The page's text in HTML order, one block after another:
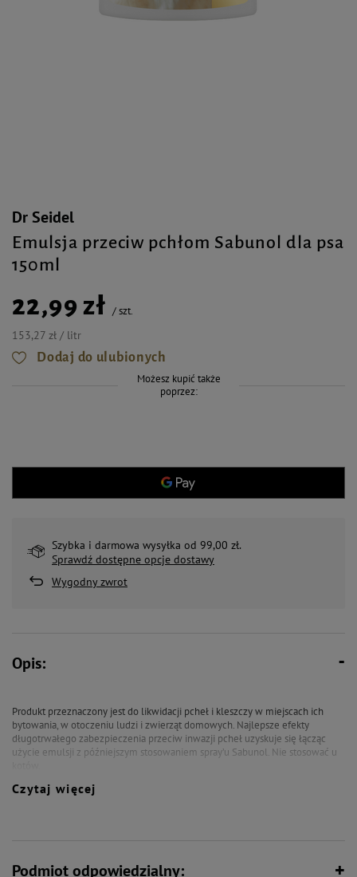
Dr Seidel
Emulsja przeciw pchłom Sabunol dla psa
150ml
22,99 zł /szt.
153,27 zł / litr
Dodaj do ulubionych
Możesz kupić także
poprzez:
Szybka i darmowa wysyłka od 99,00 zł.
Sprawdź dostępne opcje dostawy
Wygodny zwrot
Opis:
Produkt przeznaczony jest do likwidacji pcheł i kleszczy w miejscach ich
bytowania, w otoczeniu ludzi i zwierząt domowych. Najlepsze efekty
długotrwałego zabezpieczenia przeciw inwazji pcheł uzyskuje się łącząc
użycie emulsji z późniejszym stosowaniem spray’u Sabunol. Nie stosować u
Zalecenia
Czytaj więcej
Podmiot odpowiedzialny: